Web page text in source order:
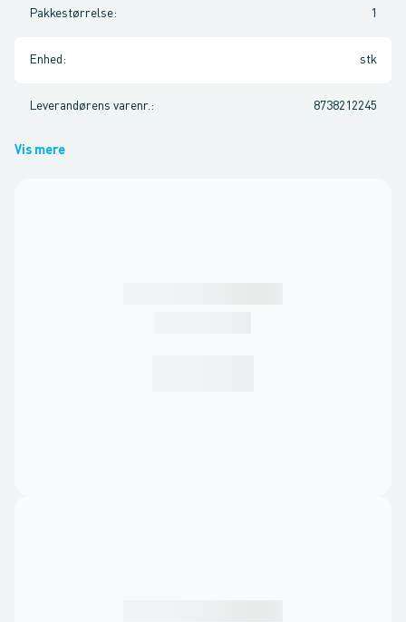
Pakkestørrelse: 1
Enhed : stk
Leverandørens varenr. : 8738212245
Vis mere